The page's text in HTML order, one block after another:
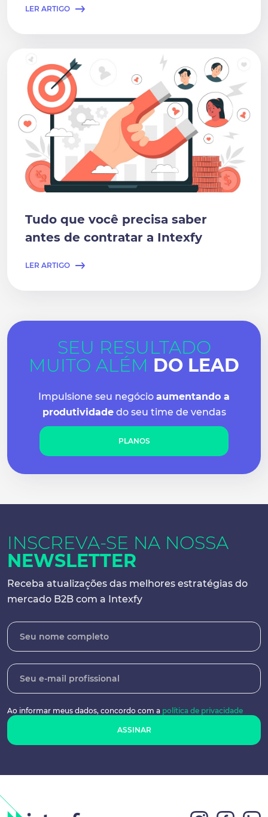
LER ARTIGO
Tudo que você precisa saber
antes de contratar a Intexfy
LER ARTIGO
SEU RESULTADO
MUITO ALÉM DO LEAD
Impulsione seu negócio aumentando a
produtividadedo seu time de vendas
PLANOS
INSCREVA-SE NA NOSSA
NEWSLETTER
Receba atualizações das melhores estratégias do
mercado B2B com a Intexfy
Ao informar meus dados, concordo com a política de privacidade
ASSINAR